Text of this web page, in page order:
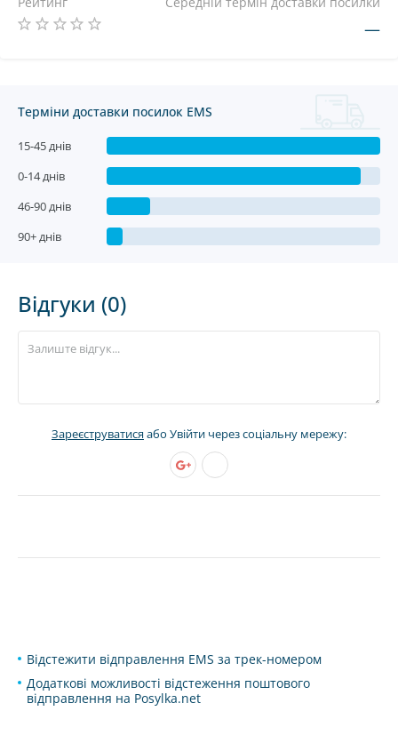
—
Терміни доставки посилок EMS
15-45 днів
0-14 днів
46-90 днів
90+ днів
Відгуки (0)
Зареєструватисяабо Увійти через соціальну мережу:
Відстежити відправлення EMS за трек-номером
Додаткові можливості відстеження поштового
відправлення на Posylka.net